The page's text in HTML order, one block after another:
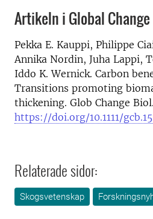
Artikeln i Global
Pekka E. Kauppi, Philippe
Annika Nordin, Juha Lappi,
Iddo K. Wernick. Carbon
Transitions promoting
thickening. Glob Change
https://doi.org/10.1111/
Relaterade sidor:
Skogsvetenskap